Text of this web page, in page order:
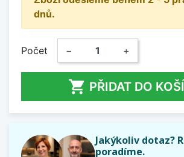
dnů.
Počet − +
 PŘIDAT DO
Jakýkoliv dotaz?
poradíme.